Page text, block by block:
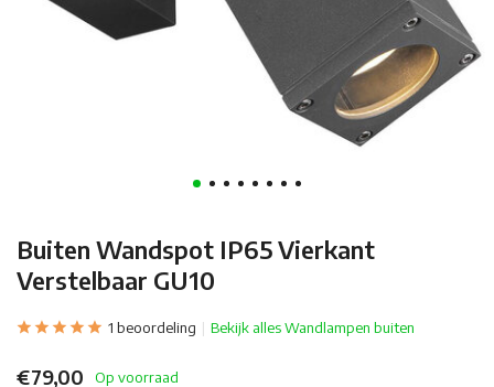
Buiten Wandspot IP65 Vierkant
Verstelbaar GU10
1 beoordeling Bekijk alles Wandlampen buiten
€79,00
Op voorraad